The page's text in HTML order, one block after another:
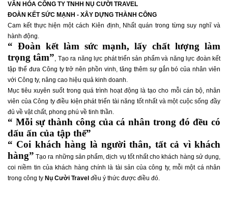
VĂN HÓA CÔNG TY TNHH NỤ CƯỜI TRAVEL
ĐOÀN KẾT SỨC MẠNH - XÂY DỰNG THÀNH CÔNG
Cam kết thực hiện một cách Kiên định, Nhất quán trong từng suy nghĩ và
hành động.
“ Đoàn kết làm sức mạnh, lấy chất lượng làm
trọng tâm”, Tạo ra năng lực phát triển sản phẩm và năng lực đoàn kết
tập thể đưa Công ty trở nên phồn vinh, tăng thêm sự gắn bó của nhân viên
với Công ty, nâng cao hiệu quả kinh doanh.
Mục tiêu xuyên suốt trong quá trình hoạt động là tạo cho mỗi cán bộ, nhân
viên của Công ty điều kiện phát triển tài năng tốt nhất và một cuộc sống đầy
đủ về vật chất, phong phú về tinh thần.
“ Mỗi sự thành công của cá nhân trong đó đều có
dấu ấn của tập thể”
“ Coi khách hàng là người thân, tất cả vì khách
hàng” Tạo ra những sản phẩm, dịch vụ tốt nhất cho khách hàng sử dụng,
coi niềm tin của khách hàng chính là tài sản của công ty, mỗi một cá nhân
trong công ty Nụ Cười Travel đều ý thức được điều đó.